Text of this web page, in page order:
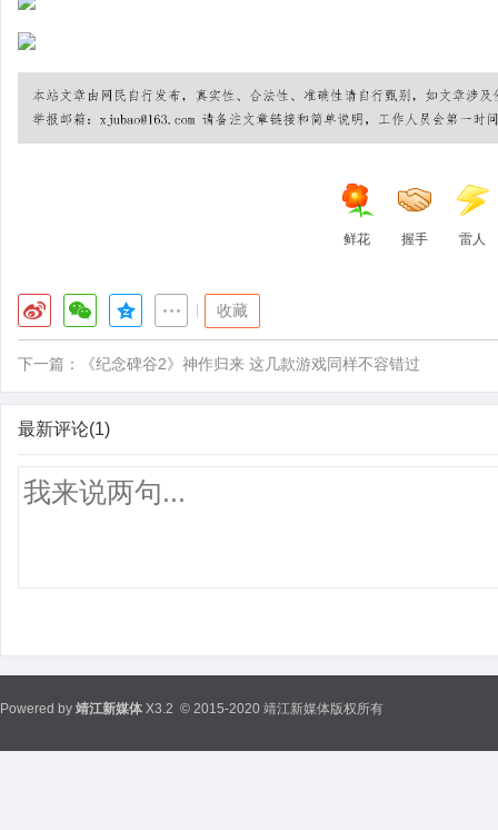
鲜花 握手 雷人
收藏
下一篇： 《纪念碑谷2》神作归来 这几款游戏同样不容错过
最新评论(1)
Powered by 靖江新媒体 X3.2 © 2015-2020 靖江新媒体版权所有